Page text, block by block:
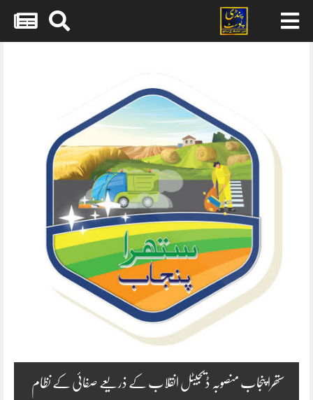
ستھرا پنجاب منصوبہ ڈیجیٹل انقلاب کے ذریعے صفائی کے نظام